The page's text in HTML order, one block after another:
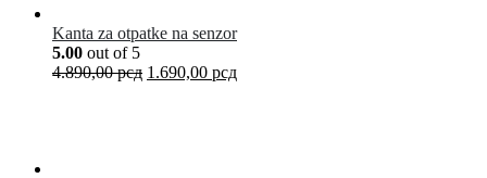
Kanta za otpatke na senzor
5.00 out of 5
4.890,00рсд 1.690,00 рсд